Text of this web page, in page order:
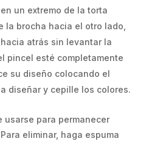
un extremo de la torta
la brocha hacia el otro lado,
atrás sin levantar la
pincel esté completamente
su diseño colocando el
diseñar y cepille los colores.
usarse para permanecer
eliminar, haga espuma